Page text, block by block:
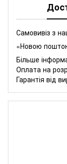
Самовивіз з
«Новою
Більше
Оплата на
Гарантія від